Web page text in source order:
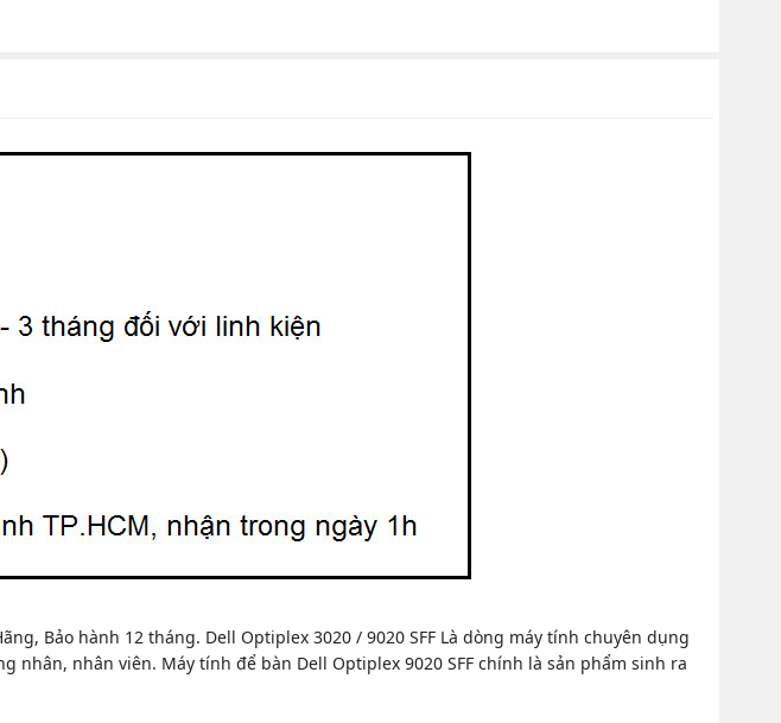
Bảo hành 12 tháng. Dell Optiplex 3020 / 9020 SFF Là dòng máy tính chuyên dụng
nhân viên. Máy tính để bàn Dell Optiplex 9020 SFF chính là sản phẩm sinh ra